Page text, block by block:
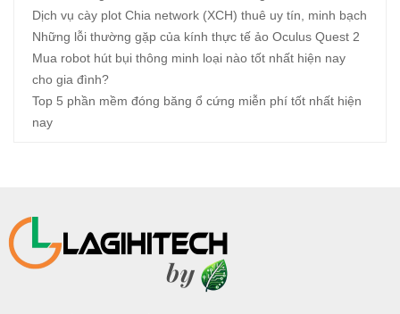
Dịch vụ cày plot Chia network (XCH) thuê uy tín, minh bạch
Những lỗi thường gặp của kính thực tế ảo Oculus Quest 2
Mua robot hút bụi thông minh loại nào tốt nhất hiện nay
cho gia đình?
Top 5 phần mềm đóng băng ổ cứng miễn phí tốt nhất hiện
nay